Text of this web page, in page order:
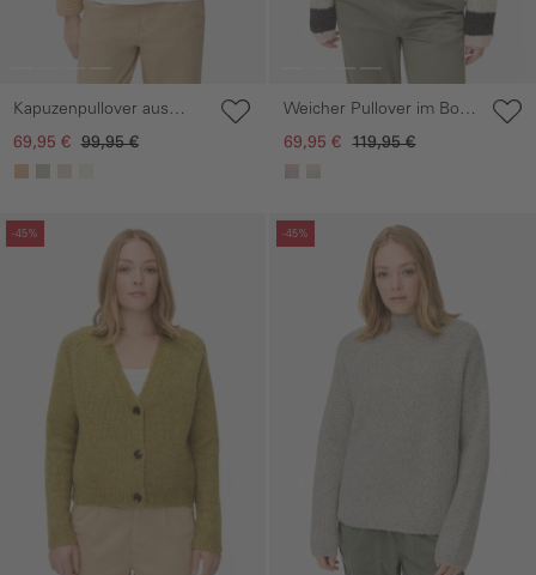
Kapuzenpullover aus
Teddyfleece
69,95 € 99,95 €
Weicher Pullover im Boxy
Fit
69,95 € 119,95 €
-45%
überspringen
-45%
Galerie überspringen